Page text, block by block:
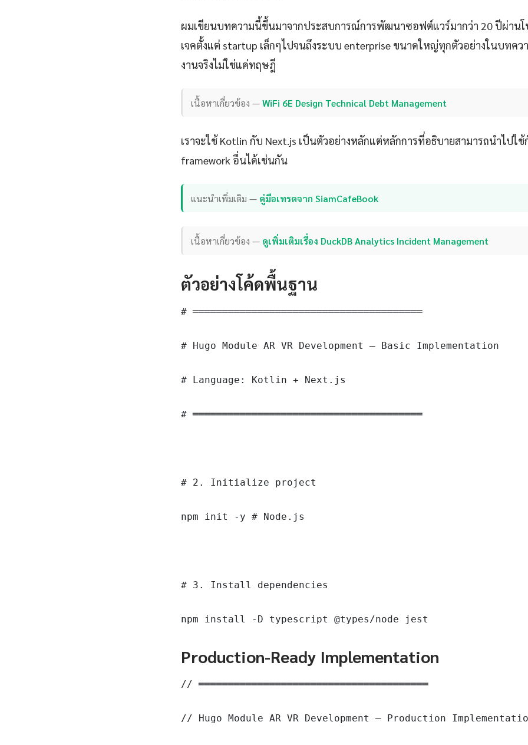
ผมเขียนบทความนี้ขึ้นมาจากประสบการณ์การพัฒนาซอฟต์แวร์มากว่า 20 ปีผ่านโ
เจคตั้งแต่ startup เล็กๆไปจนถึงระบบ enterprise ขนาดใหญ่ทุกตัวอย่างในบทคว
งานจริงไม่ใช่แค่ทฤษฎี
เนื้อหาเกี่ยวข้อง —WiFi 6E Design Technical Debt Management
เราจะใช้ Kotlin กับ Next.js เป็นตัวอย่างหลักแต่หลักการที่อธิบายสามารถนำไปใ
framework อื่นได้เช่นกัน
แนะนำเพิ่มเติม — คู่มือเทรดจาก SiamCafeBook
เนื้อหาเกี่ยวข้อง — ดูเพิ่มเติมเรื่อง DuckDB Analytics Incident Management
ตัวอย่างโค้ดพื้นฐาน
# ═══════════════════════════════════════
# Hugo Module AR VR Development — Basic Implementation
# Language: Kotlin + Next.js
# ═══════════════════════════════════════
# 2. Initialize project
npm init -y # Node.js
# 3. Install dependencies
npm install -D typescript @types/node jest
Production-Ready Implementation
// ═══════════════════════════════════════
// Hugo Module AR VR Development — Production